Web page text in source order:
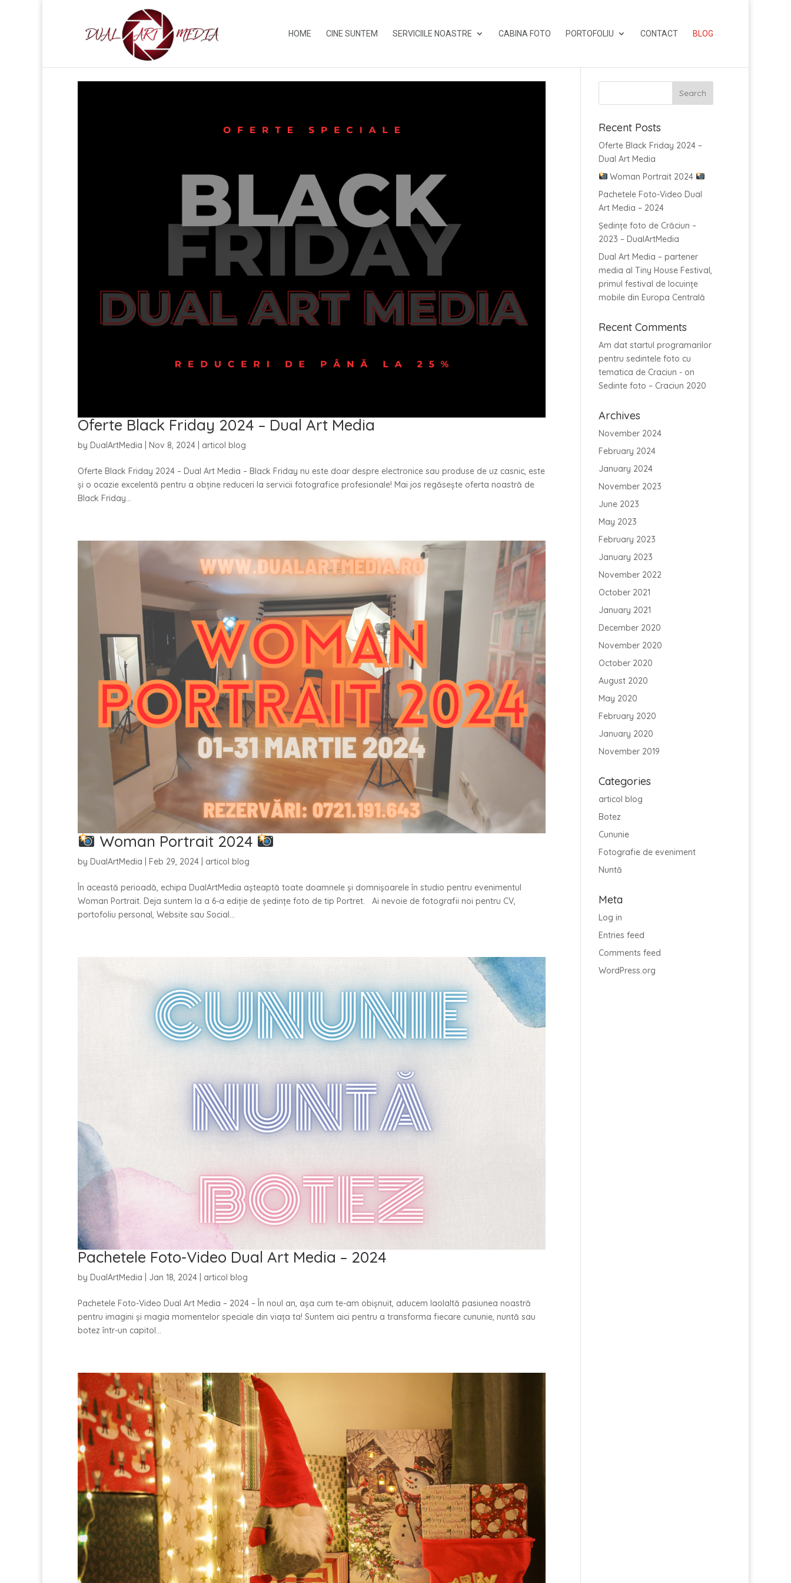
HOME CINE SUNTEM SERVICIILE NOASTRE CABINA FOTO PORTOFOLIU CONTACT BLOG
Oferte Black Friday 2024 – Dual Art Media
by DualArtMedia Nov 8, 2024 articol blog
Oferte Black Friday 2024 – Dual Art Media – Black Friday nu este doar despre electronice sau produse de uz casnic, este
și o ocazie excelentă pentru a obține reduceri la servicii fotografice profesionale! Mai jos regăsește oferta noastră de
Black Friday...
Woman Portrait 2024
by DualArtMedia Feb 29, 2024 articol blog
În această perioadă, echipa DualArtMedia așteaptă toate doamnele și domnișoarele în studio pentru evenimentul
Woman Portrait. Deja suntem la a 6-a ediție de ședințe foto de tip Portret. Ai nevoie de fotografii noi pentru CV,
portofoliu personal, Website sau Social...
Pachetele Foto-Video Dual Art Media – 2024
by DualArtMedia Jan 18, 2024 articol blog
Pachetele Foto-Video Dual Art Media – 2024 – În noul an, așa cum te-am obișnuit, aducem laolaltă pasiunea noastră
pentru imagini și magia momentelor speciale din viața ta! Suntem aici pentru a transforma fiecare cununie, nuntă sau
botez într-un capitol...
Recent Posts
Oferte Black Friday 2024 –
Dual Art Media
Woman Portrait 2024
Pachetele Foto-Video Dual
Art Media – 2024
Ședințe foto de Crăciun –
2023 – DualArtMedia
Dual Art Media – partener
media al Tiny House Festival,
primul festival de locuințe
mobile din Europa Centrală
Recent Comments
Am dat startul programarilor
pentru sedintele foto cu
tematica de Craciun -on
Sedinte foto – Craciun 2020
Archives
November 2024
February 2024
January 2024
November 2023
June 2023
May 2023
February 2023
January 2023
November 2022
October 2021
January 2021
December 2020
November 2020
October 2020
August 2020
May 2020
February 2020
January 2020
November 2019
Categories
articol blog
Botez
Cununie
Fotografie de eveniment
Nuntă
Meta
Log in
Entries feed
Comments feed
WordPress.org